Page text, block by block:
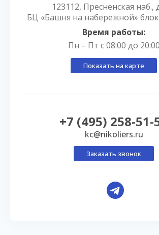
123112, Пресненская наб.,
БЦ «Башня на набережной»
Время работы:
Пн – Пт с 08:00 до 20:00
Показать на карте
+7 (495) 258-51-
kc@nikoliers.ru
Заказать звонок